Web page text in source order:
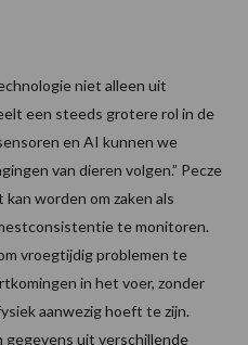
niet alleen uit
een steeds grotere rol in de
en AI kunnen we
van dieren volgen.” Pecze
worden om zaken als
te monitoren.
vroegtijdig problemen te
in het voer, zonder
aanwezig hoeft te zijn.
uit verschillende